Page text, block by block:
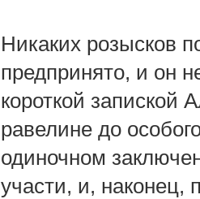
Никаких розысков
предпринято, и он
короткой запиской
равелине до
одиночном
участи, и, наконец,